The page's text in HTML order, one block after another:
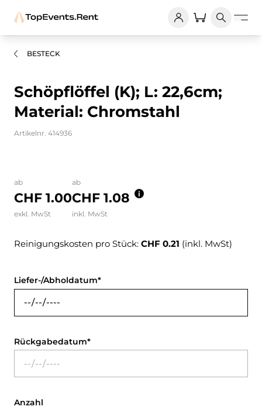
BESTECK
Schöpflöffel (K); L: 22,6cm;
Material: Chromstahl
Artikelnr. 414936
ab
CHF 1.00
exkl. MwSt
ab
CHF 1.08
inkl. MwSt
Reinigungskosten pro Stück: CHF 0.21 (inkl. MwSt)
Liefer-/Abholdatum
Rückgabedatum
Anzahl